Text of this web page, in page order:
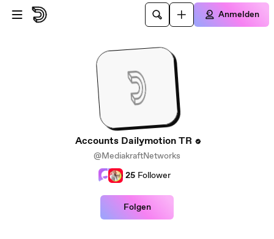
Zum Hauptinhalt springen
Anmelden
Accounts Dailymotion TR
@MediakraftNetworks
25 Follower
Folgen